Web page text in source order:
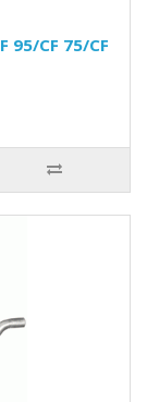
95/CF 75/CF